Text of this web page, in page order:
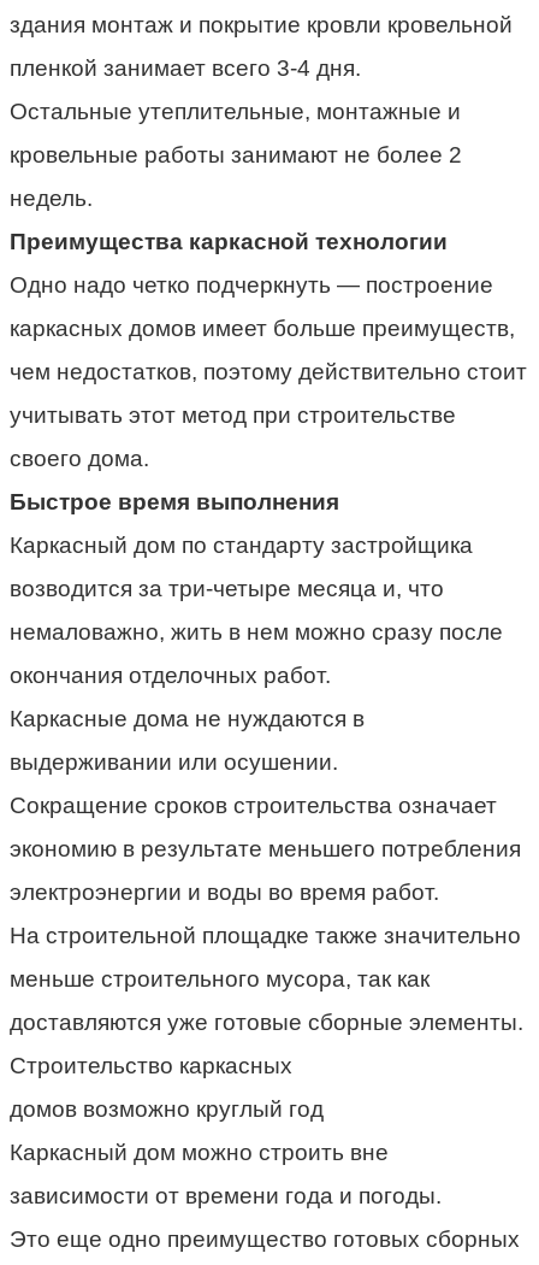
здания монтаж и покрытие кровли кровельной
пленкой занимает всего 3-4 дня.
Остальные утеплительные, монтажные и
кровельные работы занимают не более 2
недель.
Преимущества каркасной технологии
Одно надо четко подчеркнуть — построение
каркасных домов имеет больше преимуществ,
чем недостатков, поэтому действительно стоит
учитывать этот метод при строительстве
своего дома.
Быстрое время выполнения
Каркасный дом по стандарту застройщика
возводится за три-четыре месяца и, что
немаловажно, жить в нем можно сразу после
окончания отделочных работ.
Каркасные дома не нуждаются в
выдерживании или осушении.
Сокращение сроков строительства означает
экономию в результате меньшего потребления
электроэнергии и воды во время работ.
На строительной площадке также значительно
меньше строительного мусора, так как
доставляются уже готовые сборные элементы.
Строительство каркасных
домов возможно круглый год
Каркасный дом можно строить вне
зависимости от времени года и погоды.
Это еще одно преимущество готовых сборных